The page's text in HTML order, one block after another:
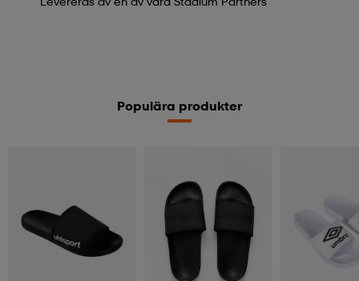
Populära produkter